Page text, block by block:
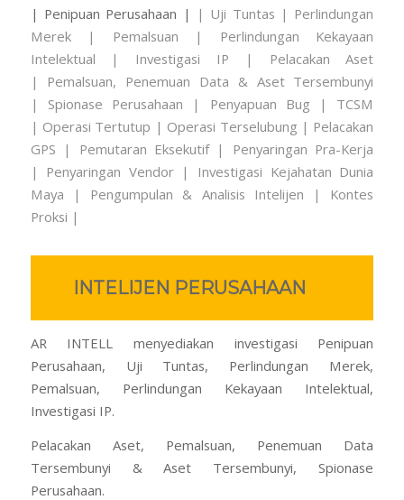
| Penipuan Perusahaan |
| Uji Tuntas | Perlindungan
Merek | Pemalsuan | Perlindungan Kekayaan
Intelektual | Investigasi IP | Pelacakan Aset
| Pemalsuan, Penemuan Data & Aset Tersembunyi
| Spionase Perusahaan | Penyapuan Bug | TCSM
| Operasi Tertutup | Operasi Terselubung | Pelacakan
GPS | Pemutaran Eksekutif | Penyaringan Pra-Kerja
| Penyaringan Vendor | Investigasi Kejahatan Dunia
Maya | Pengumpulan & Analisis Intelijen | Kontes
Proksi |
INTELIJEN PERUSAHAAN
AR INTELL menyediakan investigasi Penipuan
Perusahaan, Uji Tuntas, Perlindungan Merek,
Pemalsuan, Perlindungan Kekayaan Intelektual,
Investigasi IP.
Pelacakan Aset, Pemalsuan, Penemuan Data
Tersembunyi & Aset Tersembunyi, Spionase
Perusahaan.